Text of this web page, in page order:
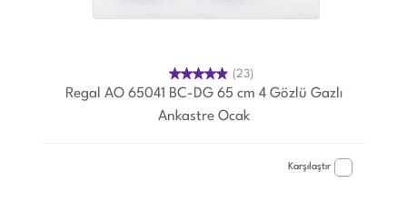
(23)
Regal AO 65041 BC-DG 65 cm 4 Gözlü Gazlı
Ankastre Ocak
Karşılaştır